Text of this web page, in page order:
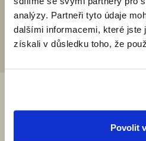
analýzy. Partneři tyto údaje
dalšími informacemi, které jste
získali v důsledku toho, že
Povolit
Neděle